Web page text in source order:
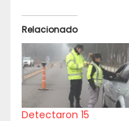
Relacionado
Detectaron 15